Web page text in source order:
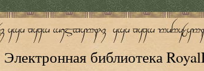
Электронная библиотека